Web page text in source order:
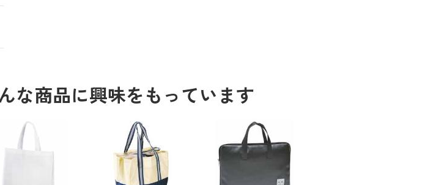
な商品に興味をもっています